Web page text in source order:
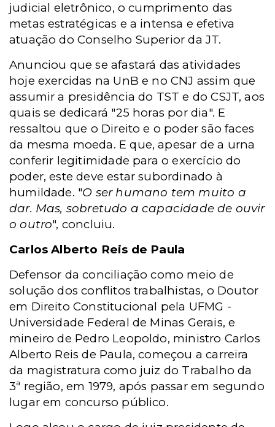
judicial eletrônico, o cumprimento das
metas estratégicas e a intensa e efetiva
atuação do Conselho Superior da JT.
Anunciou que se afastará das atividades
hoje exercidas na UnB e no CNJ assim que
assumir a presidência do TST e do CSJT, aos
quais se dedicará "25 horas por dia". E
ressaltou que o Direito e o poder são faces
da mesma moeda. E que, apesar de a urna
conferir legitimidade para o exercício do
poder, este deve estar subordinado à
humildade. "O ser humano tem muito a
dar. Mas, sobretudo a capacidade de ouvir
o outro", concluiu.
Carlos Alberto Reis de Paula
Defensor da conciliação como meio de
solução dos conflitos trabalhistas, o Doutor
em Direito Constitucional pela UFMG -
Universidade Federal de Minas Gerais, e
mineiro de Pedro Leopoldo, ministro Carlos
Alberto Reis de Paula, começou a carreira
da magistratura como juiz do Trabalho da
3ª região, em 1979, após passar em segundo
lugar em concurso público.